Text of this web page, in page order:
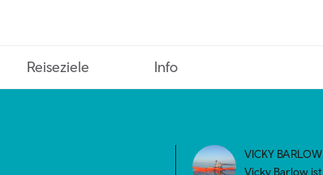
Reiseziele Info
VICKY BARLOW
Vicky Barlow ist